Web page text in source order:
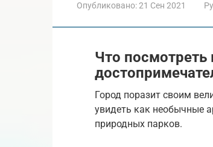
Опубликовано:21 Сен 2021
Что посмотреть
Город поразит своим
увидеть как необычные
природных парков.